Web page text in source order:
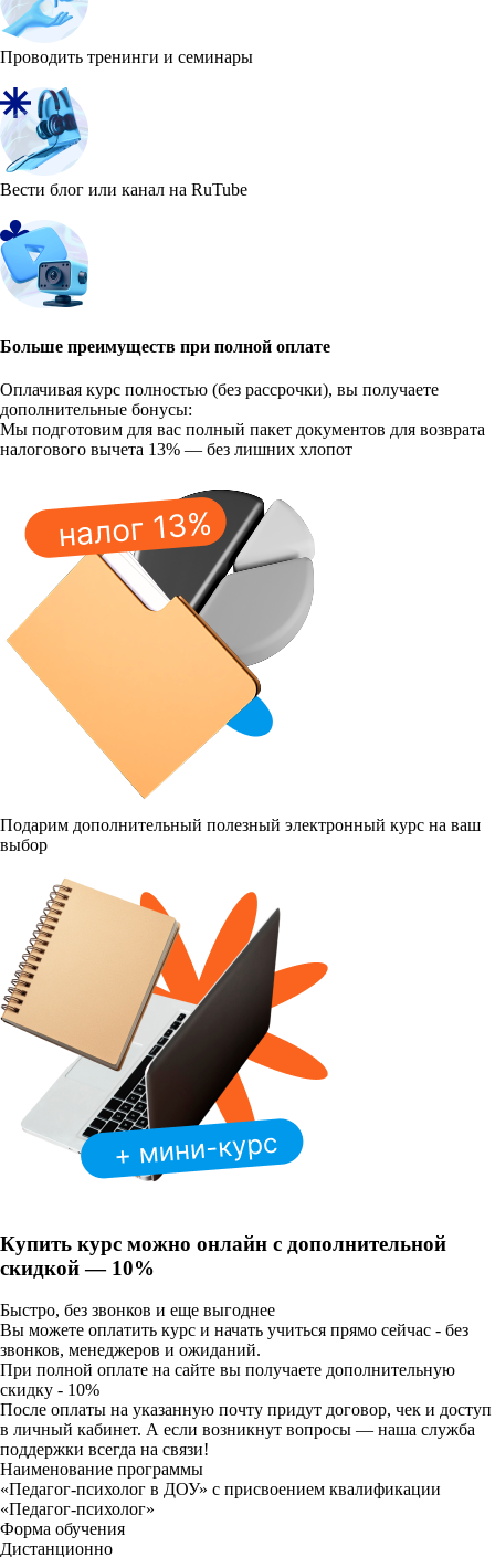
Проводить тренинги и семинары
Вести блог или канал на RuTube
Больше преимуществ при полной оплате
Оплачивая курс полностью (без рассрочки), вы получаете
дополнительные бонусы:
Мы подготовим для вас полный пакет документов для возврата
налогового вычета 13% — без лишних хлопот
Подарим дополнительный полезный электронный курс на ваш
выбор
Купить курс можно онлайн с дополнительной
скидкой — 10%
Быстро, без звонков и еще выгоднее
Вы можете оплатить курс и начать учиться прямо сейчас - без
звонков, менеджеров и ожиданий.
При полной оплате на сайте вы получаете дополнительную
скидку - 10%
После оплаты на указанную почту придут договор, чек и доступ
в личный кабинет. А если возникнут вопросы — наша служба
поддержки всегда на связи!
Наименование программы
«Педагог-психолог в ДОУ» с присвоением квалификации
«Педагог-психолог»
Форма обучения
Дистанционно